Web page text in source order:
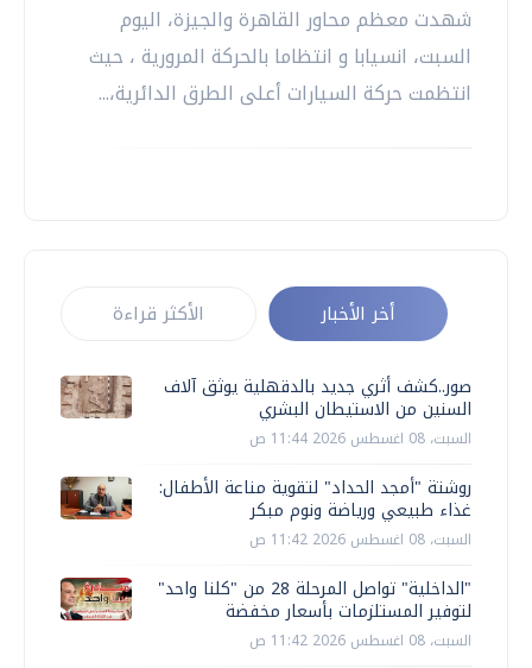
شهدت معظم محاور القاهرة والجيزة، اليوم
السبت، انسيابا و انتظاما بالحركة المرورية ، حيث
انتظمت حركة السيارات أعلى الطرق الدائرية،...
أخر الأخبار الأكثر قراءة
صور..كشف أثري جديد بالدقهلية يوثق آلاف
السنين من الاستيطان البشري
السبت، 08 اغسطس 2026 11:44 ص
روشتة "أمجد الحداد" لتقوية مناعة الأطفال:
غذاء طبيعي ورياضة ونوم مبكر
السبت، 08 اغسطس 2026 11:42 ص
"الداخلية" تواصل المرحلة 28 من "كلنا واحد"
لتوفير المستلزمات بأسعار مخفضة
السبت، 08 اغسطس 2026 11:42 ص